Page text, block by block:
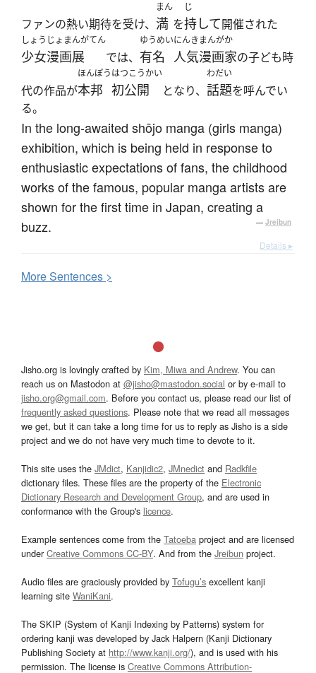
ファンの熱い期待を受け、
まん
満 を
じ
持して開催された
しょうじょまんがてん
少女漫画展 では、
ゆうめい
有名
にんきまんがか
人気漫画家の子ども時
代の作品が
ほんぽう
本邦
はつこうかい
初公開 となり、
わだい
話題を呼んでい
る。
In the long-awaited shōjo manga (girls manga)
exhibition, which is being held in response to
enthusiastic expectations of fans, the childhood
works of the famous, popular manga artists are
shown for the first time in Japan, creating a
buzz.
— Jreibun
Details ▸
MoreSentences >
Jisho.org is lovingly crafted by Kim, Miwa and Andrew. You can
reach us on Mastodon at @jisho@mastodon.social or by e-mail to
jisho.org@gmail.com. Before you contact us, please read our list of
frequently asked questions. Please note that we read all messages
we get, but it can take a long time for us to reply as Jisho is a side
project and we do not have very much time to devote to it.
This site uses the JMdict, Kanjidic2, JMnedict and Radkfile
dictionary files. These files are the property of the Electronic
Dictionary Research and Development Group, and are used in
conformance with the Group's licence.
Example sentences come from the Tatoeba project and are licensed
underCreative Commons CC-BY. And from the Jreibun project.
Audio files are graciously provided by Tofugu’s excellent kanji
learning site WaniKani.
The SKIP (System of Kanji Indexing by Patterns) system for
ordering kanji was developed by Jack Halpern (Kanji Dictionary
Publishing Society at http://www.kanji.org/), and is used with his
permission. The license is Creative Commons Attribution-